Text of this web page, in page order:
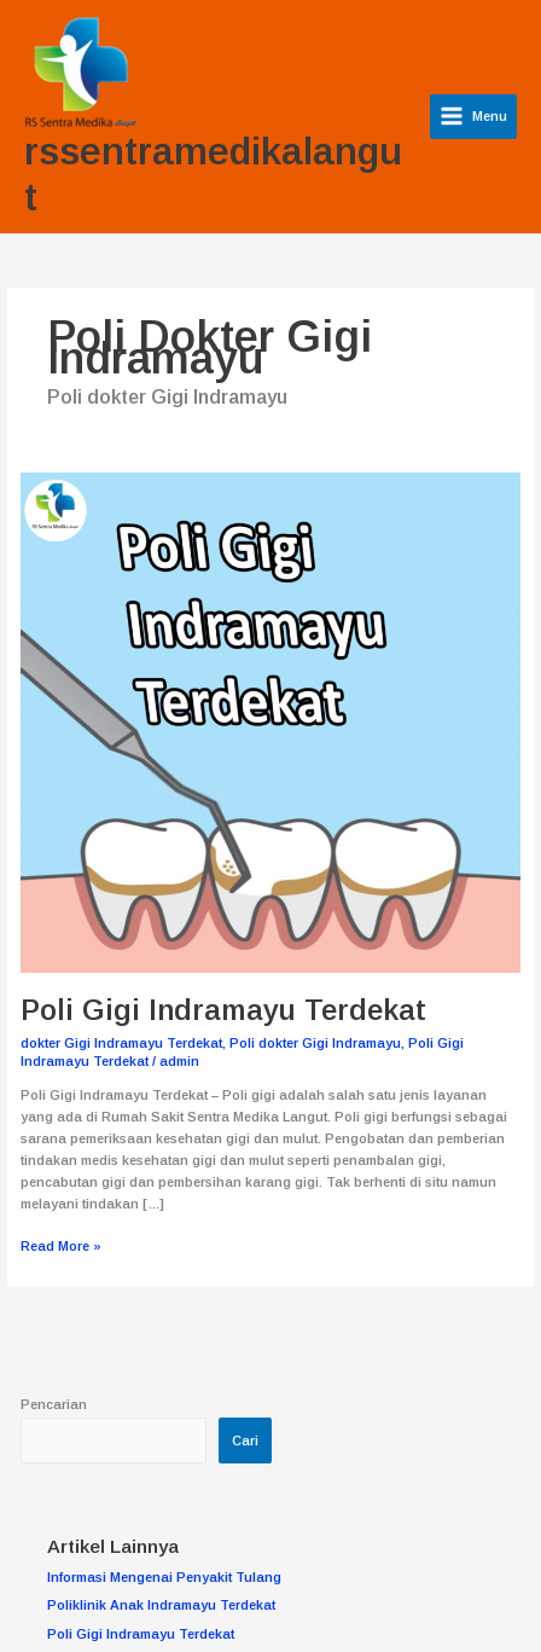
konten
rssentramedikalangu
t
Menu
Poli Dokter Gigi
Indramayu
Poli dokter Gigi Indramayu
Poli Gigi Indramayu Terdekat
dokter Gigi Indramayu Terdekat, Poli dokter Gigi Indramayu, Poli Gigi
Indramayu Terdekat/ admin
Poli Gigi Indramayu Terdekat – Poli gigi adalah salah satu jenis layanan
yang ada di Rumah Sakit Sentra Medika Langut. Poli gigi berfungsi sebagai
sarana pemeriksaan kesehatan gigi dan mulut. Pengobatan dan pemberian
tindakan medis kesehatan gigi dan mulut seperti penambalan gigi,
pencabutan gigi dan pembersihan karang gigi. Tak berhenti di situ namun
melayani tindakan […]
Poli
Gigi
Indramayu
Read More »
Pencarian
Cari
Artikel Lainnya
Informasi Mengenai Penyakit Tulang
Poliklinik Anak Indramayu Terdekat
Poli Gigi Indramayu Terdekat